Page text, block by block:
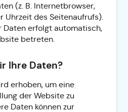
(z. B. Internetbrowser,
Uhrzeit des Seitenaufrufs).
Daten erfolgt automatisch,
betreten.
Ihre Daten?
erhoben, um eine
der Website zu
Daten können zur